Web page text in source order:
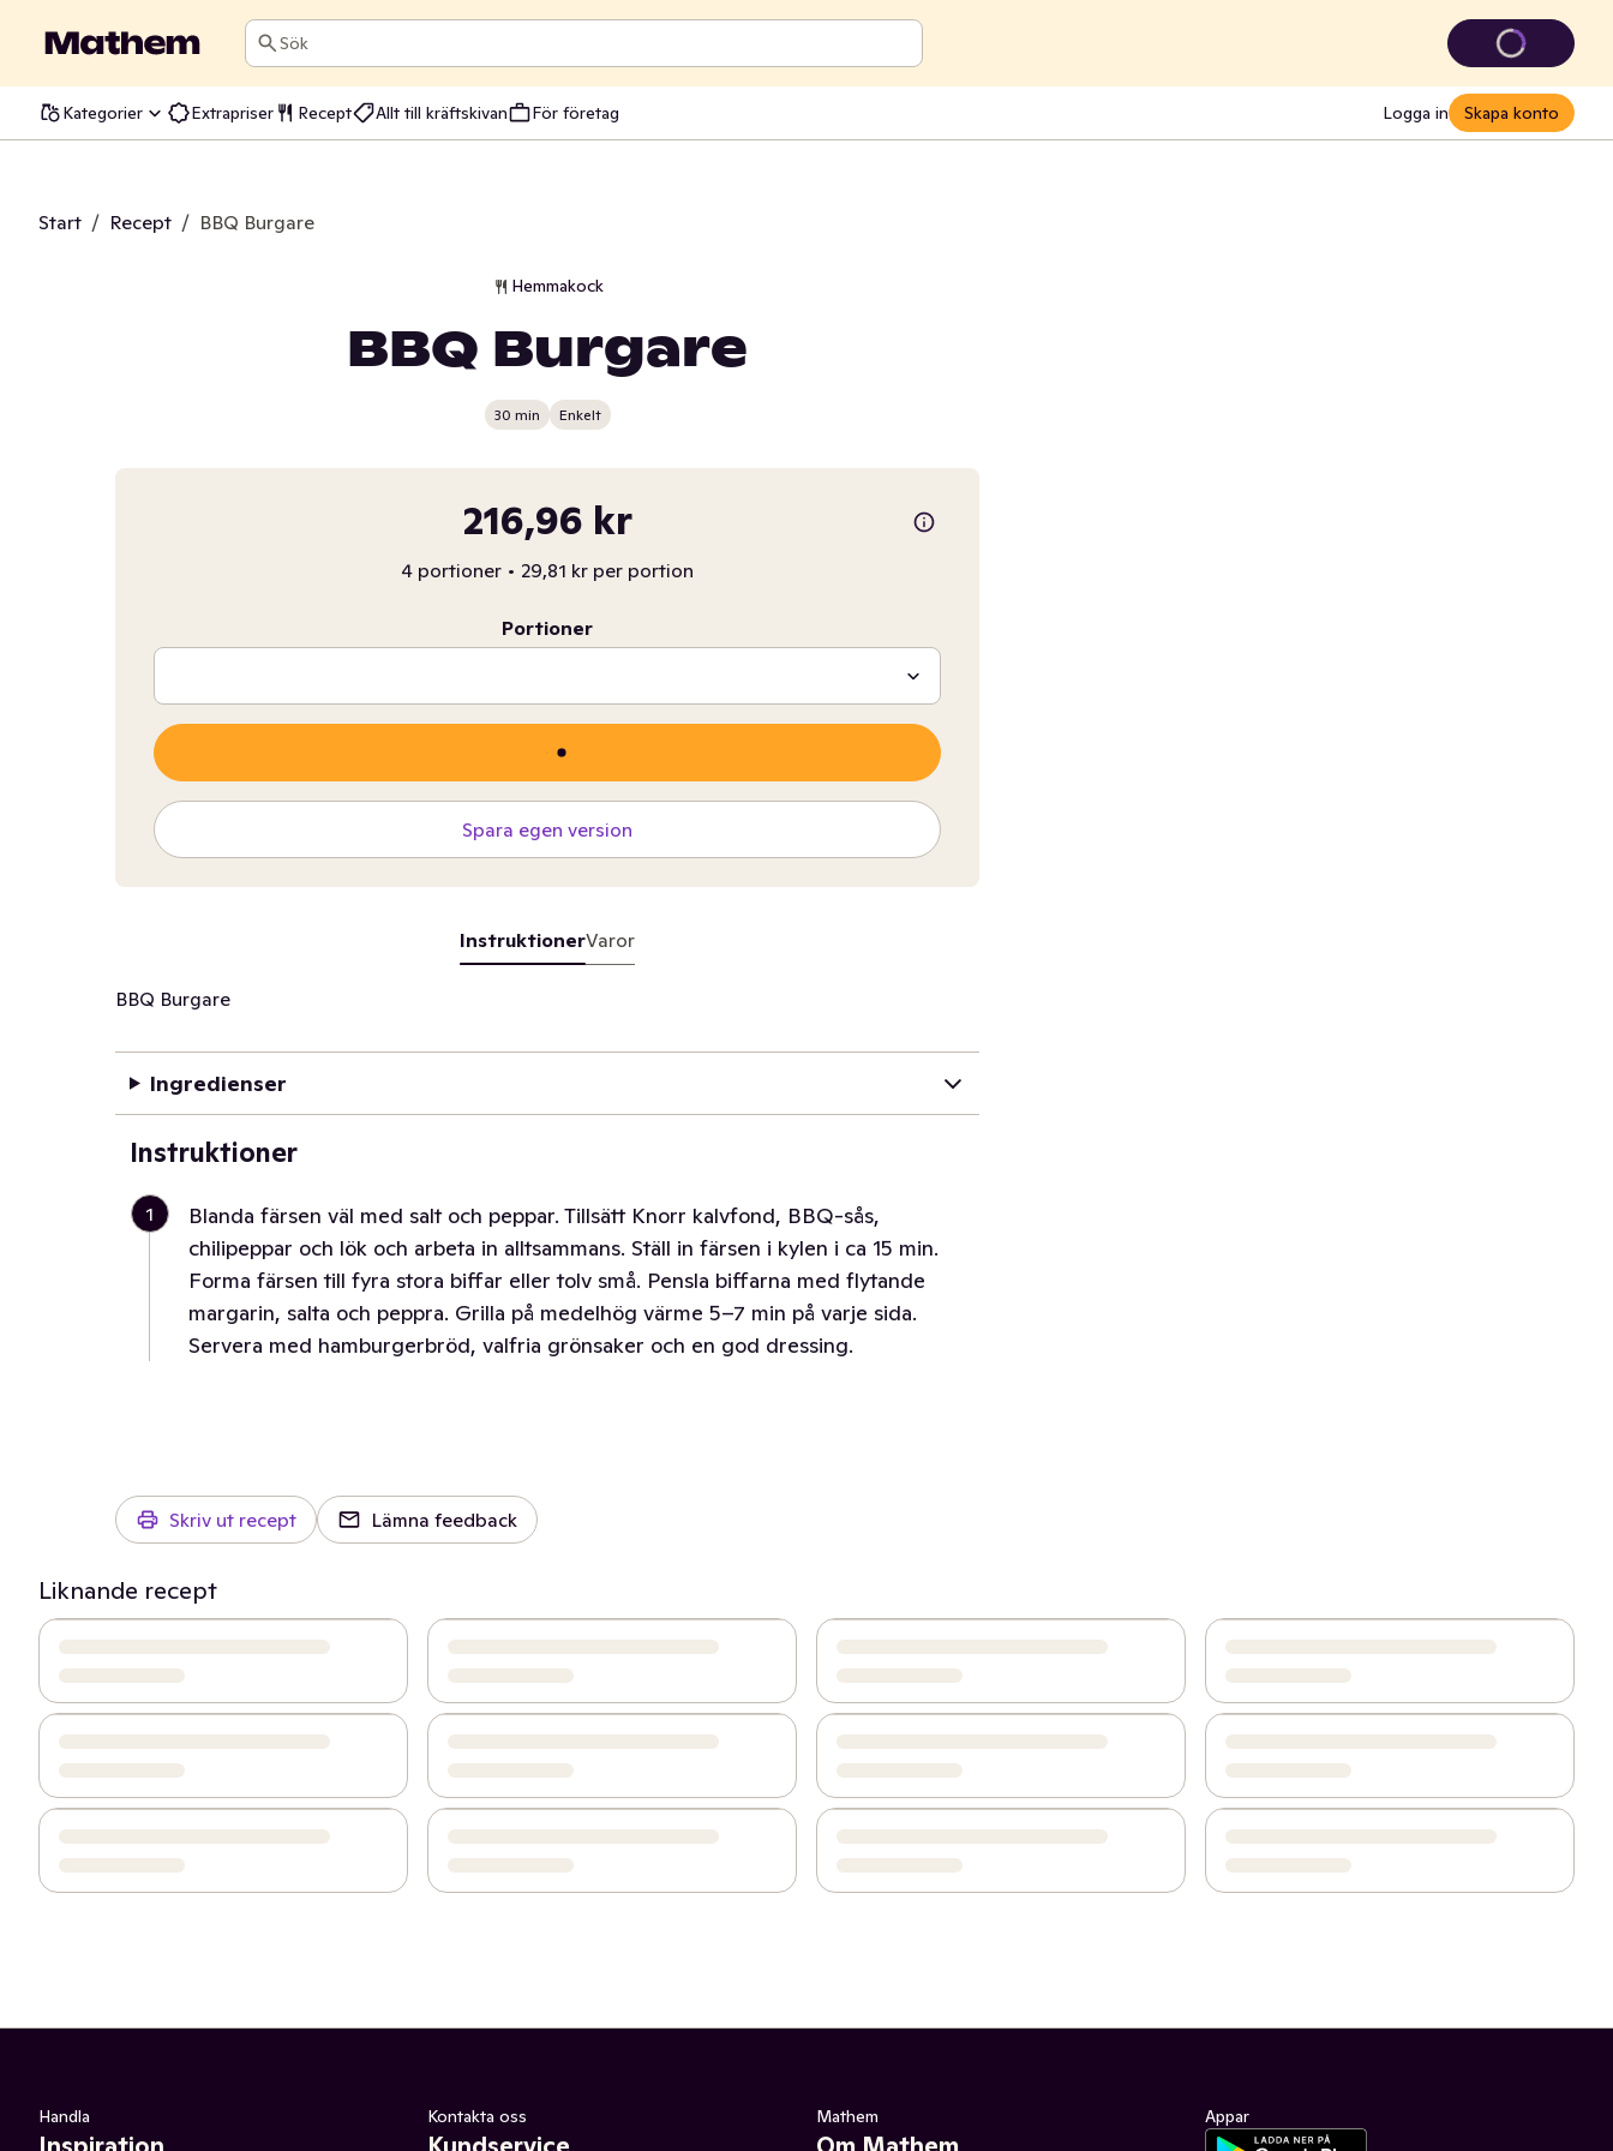
Sök
Kategorier Extrapriser Recept Allt till kräftskivan För företag Logga in Skapa konto
Start / Recept / BBQ Burgare
Hemmakock
BBQ Burgare
30 min Enkelt
216,96 kr
4 portioner • 29,81 kr per portion
Portioner
Spara egen version
InstruktionerVaror
BBQ Burgare
Ingredienser
Instruktioner
1
Blanda färsen väl med salt och peppar. Tillsätt Knorr kalvfond, BBQ-sås,
chilipeppar och lök och arbeta in alltsammans. Ställ in färsen i kylen i ca 15 min.
Forma färsen till fyra stora biffar eller tolv små. Pensla biffarna med flytande
margarin, salta och peppra. Grilla på medelhög värme 5–7 min på varje sida.
Servera med hamburgerbröd, valfria grönsaker och en god dressing.
Skriv ut recept Lämna feedback
Liknande recept
Handla Kontakta oss Mathem Appar